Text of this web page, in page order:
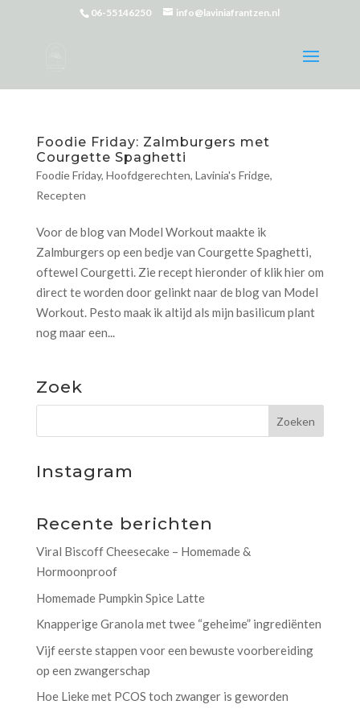
06-55146250 info@laviniafrantzen.nl
Foodie Friday: Zalmburgers met
Courgette Spaghetti
Foodie Friday, Hoofdgerechten, Lavinia's Fridge,
Recepten
Voor de blog van Model Workout maakte ik
Zalmburgers op een bedje van Courgette Spaghetti,
oftewel Courgetti. Zie recept hieronder of klik hier om
direct te worden door gelinkt naar de blog van Model
Workout. Pesto maak ik altijd als mijn basilicum plant
nog maar een...
Zoek
Instagram
Recente berichten
Viral Biscoff Cheesecake – Homemade &
Hormoonproof
Homemade Pumpkin Spice Latte
Knapperige Granola met twee “geheime” ingrediënten
Vijf eerste stappen voor een bewuste voorbereiding
op een zwangerschap
Hoe Lieke met PCOS toch zwanger is geworden